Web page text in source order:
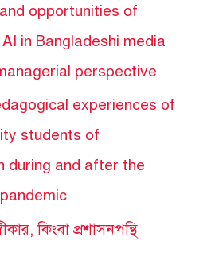
opportunities of
in Bangladeshi media
perspective
experiences of
students of
during and after the
কিংবা প্রশাসনপন্থি